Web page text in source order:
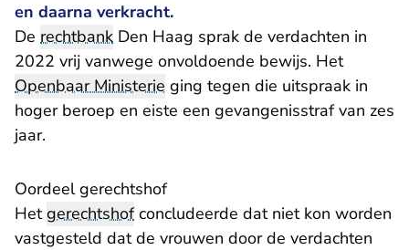
en daarna verkracht.
De rechtbank Den Haag sprak de verdachten in
2022 vrij vanwege onvoldoende bewijs. Het
Openbaar Ministerie ging tegen die uitspraak in
hoger beroep en eiste een gevangenisstraf van zes
jaar.
Oordeel gerechtshof
Hetgerechtshofconcludeerde dat niet kon worden
vastgesteld dat de vrouwen door de verdachten